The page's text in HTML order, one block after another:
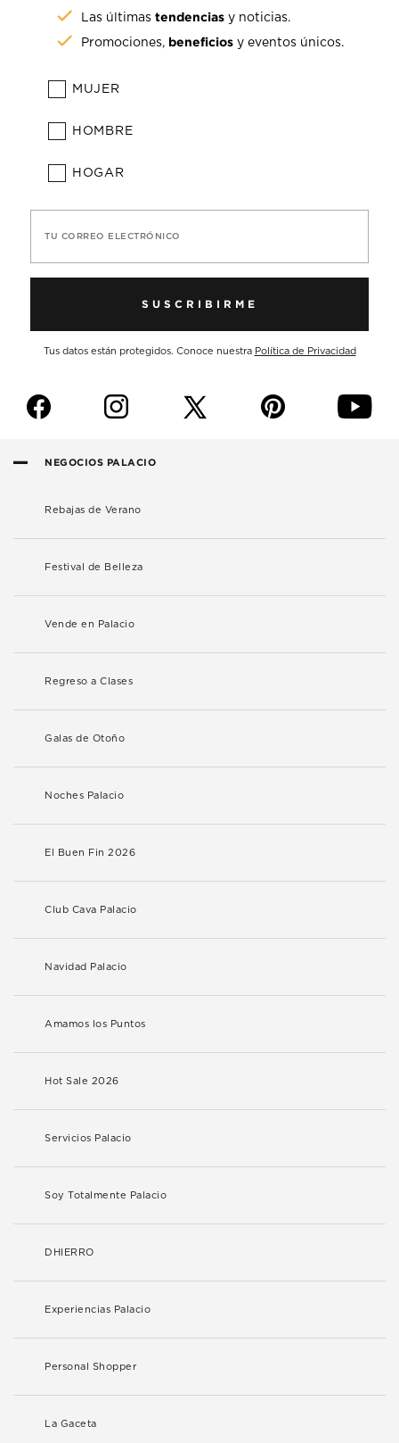
Las últimastendencias y noticias.
Promociones, beneficios y eventos únicos.
MUJER
HOMBRE
HOGAR
TU CORREO ELECTRÓNICO
SUSCRIBIRME
Tus datos están protegidos. Conoce nuestra Política de Privacidad
f i p y
NEGOCIOS PALACIO
Rebajas de Verano
Festival de Belleza
Vende en Palacio
Regreso a Clases
Galas de Otoño
Noches Palacio
El Buen Fin 2026
Club Cava Palacio
Navidad Palacio
Amamos los Puntos
Hot Sale 2026
Servicios Palacio
Soy Totalmente Palacio
DHIERRO
Experiencias Palacio
Personal Shopper
La Gaceta